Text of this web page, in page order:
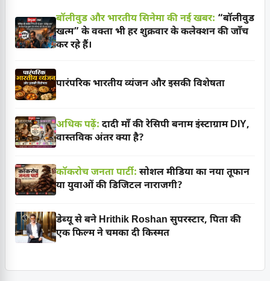
बॉलीवुड और भारतीय सिनेमा की नई खबर: “बॉलीवुड
खत्म” के वक्ता भी हर शुक्रवार के कलेक्शन की जाँच
कर रहे हैं।
पारंपरिक भारतीय व्यंजन और इसकी विशेषता
अधिक पढ़ें: दादी माँ की रेसिपी बनाम इंस्टाग्राम DIY,
वास्तविक अंतर क्या है?
कॉकरोच जनता पार्टी: सोशल मीडिया का नया तूफान
या युवाओं की डिजिटल नाराजगी?
डेब्यू से बने Hrithik Roshan सुपरस्टार, पिता की
एक फिल्म ने चमका दी किस्मत